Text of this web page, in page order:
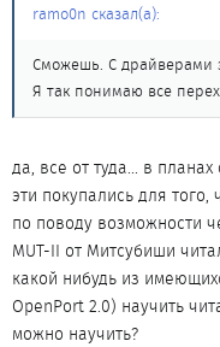
ramo0n сказал(а):
Сможешь. С драйверами
Я так понимаю все
да, все от туда... в
эти покупались для
по поводу возможности
MUT-II от Митсубиши
какой нибудь из
OpenPort 2.0) научить
можно научить?